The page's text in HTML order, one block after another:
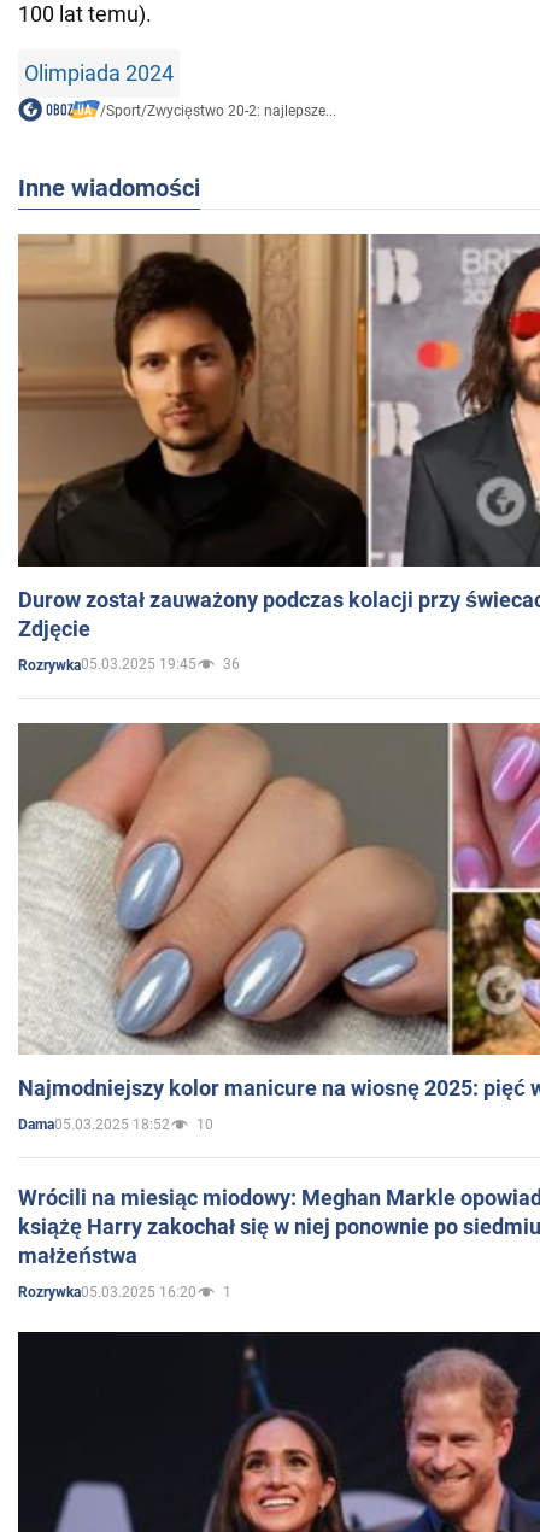
100 lat temu).
Olimpiada 2024
/Sport/Zwycięstwo 20-2: najlepsze...
Inne wiadomości
Durow został zauważony podczas kolacji przy
Zdjęcie
Rozrywka05.03.2025 19:45 36
Najmodniejszy kolor manicure na wiosnę 2025: pięć
Dama05.03.2025 18:52 10
Wrócili na miesiąc miodowy: Meghan Markle
książę Harry zakochał się w niej ponownie po
małżeństwa
Rozrywka05.03.2025 16:20 1